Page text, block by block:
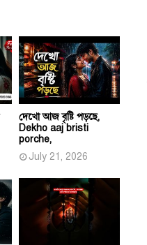
দেখো আজ বৃষ্টি পড়ছে,
Dekho aaj bristi
porche,
July 21, 2026